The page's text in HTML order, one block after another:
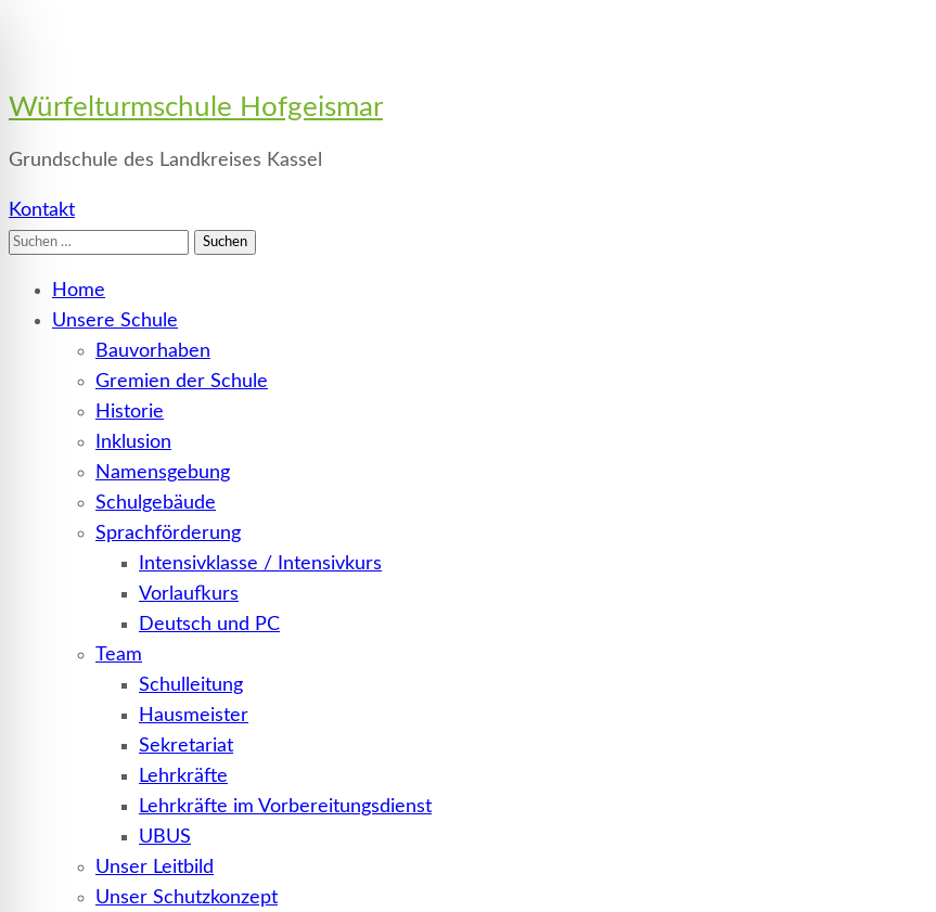
Würfelturmschule Hofgeismar
Grundschule des Landkreises Kassel
Kontakt
Suchen
Home
Unsere Schule
Bauvorhaben
Gremien der Schule
Historie
Inklusion
Namensgebung
Schulgebäude
Sprachförderung
Intensivklasse / Intensivkurs
Vorlaufkurs
Deutsch und PC
Team
Schulleitung
Hausmeister
Sekretariat
Lehrkräfte
Lehrkräfte im Vorbereitungsdienst
UBUS
Unser Leitbild
Unser Schutzkonzept